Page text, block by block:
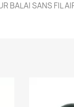
BALAI SANS FIL